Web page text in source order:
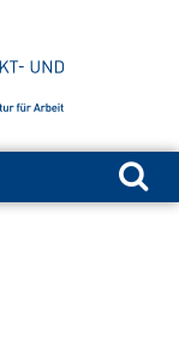
Suchen nach: